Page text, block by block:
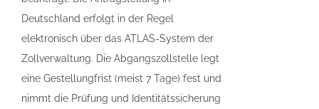
Deutschland erfolgt in der Regel
elektronisch über das ATLAS-System der
Zollverwaltung. Die Abgangszollstelle legt
eine Gestellungfrist (meist 7 Tage) fest und
nimmt die Prüfung und Identitätssicherung